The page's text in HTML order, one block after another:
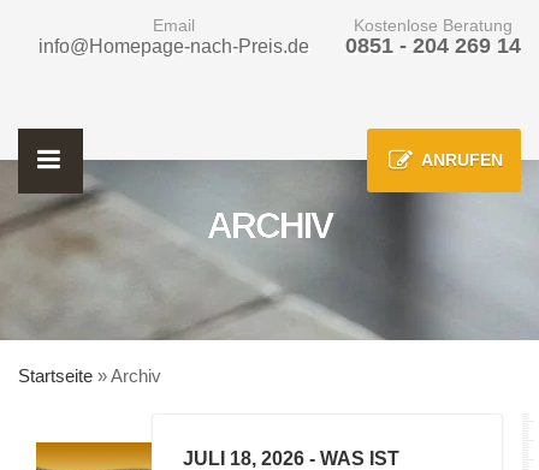
Email
info@Homepage-nach-Preis.de
Kostenlose Beratung
0851 - 204 269 14
ANRUFEN
ARCHIV
Startseite »Archiv
JULI 18, 2026 - WAS IST